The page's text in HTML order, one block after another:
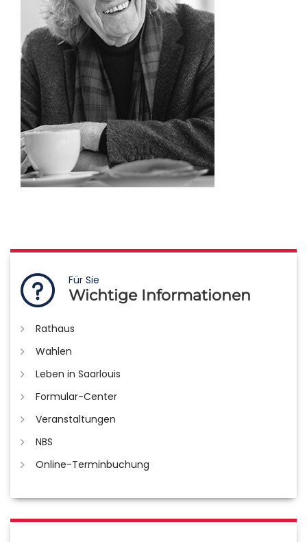
Für Sie
Wichtige Informationen
Rathaus
Wahlen
Leben in Saarlouis
Formular-Center
Veranstaltungen
NBS
Online-Terminbuchung